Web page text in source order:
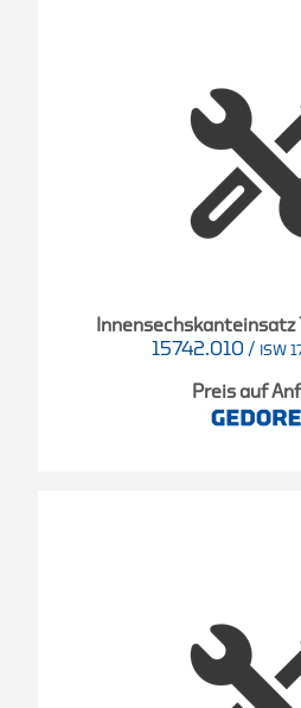
Innensechskanteinsatz
15742.010 / ISW
Preis auf